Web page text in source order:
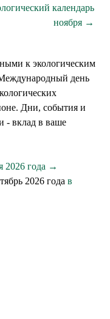
календарь
ноября →
к экологическим
день
Дни, события и
- вклад в ваше
2026 года →
2026 года в